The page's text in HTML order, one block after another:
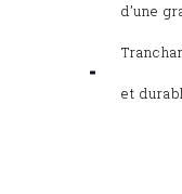
d’une
et